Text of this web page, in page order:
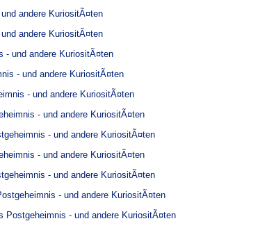
andere KuriositÃ¤ten
andere KuriositÃ¤ten
- und andere KuriositÃ¤ten
- und andere KuriositÃ¤ten
- und andere KuriositÃ¤ten
- und andere KuriositÃ¤ten
- und andere KuriositÃ¤ten
- und andere KuriositÃ¤ten
- und andere KuriositÃ¤ten
- und andere KuriositÃ¤ten
Postgeheimnis - und andere KuriositÃ¤ten